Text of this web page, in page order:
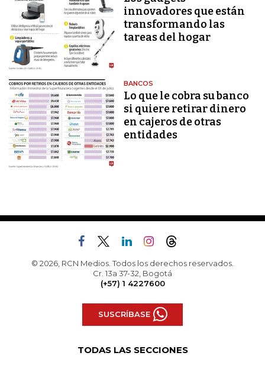
innovadores que están
transformando las
tareas del hogar
BANCOS
Lo que le cobra su banco
si quiere retirar dinero
en cajeros de otras
entidades
© 2026, RCN Medios. Todos los derechos reservados.
Cr. 13a 37-32, Bogotá
(+57) 1 4227600
SUSCRÍBASE
TODAS LAS SECCIONES